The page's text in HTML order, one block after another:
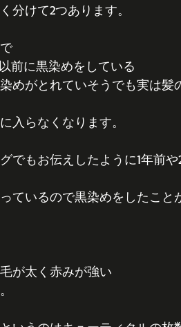
分けて2つあります。
前に黒染めをしている
めがとれていそうでも実は髪
入らなくなります。
でもお伝えしたように1年前
ているので黒染めをしたこと
が太く赤みが強い